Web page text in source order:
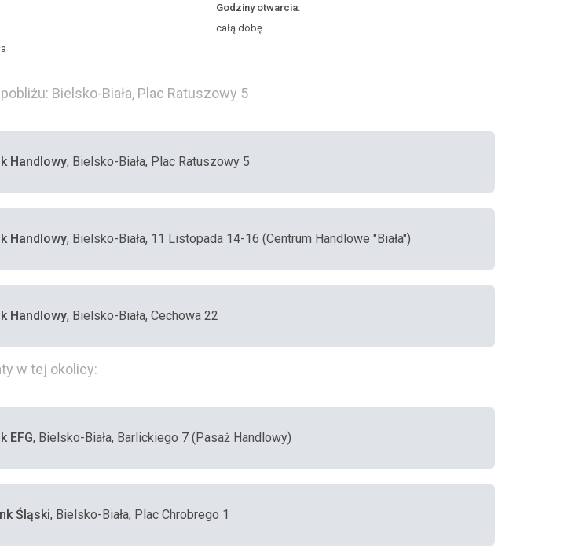
Godziny otwarcia:
całą dobę
Bielsko-Biała, Plac Ratuszowy 5
Handlowy, Bielsko-Biała, Plac Ratuszowy 5
Handlowy, Bielsko-Biała, 11 Listopada 14-16 (Centrum Handlowe "Biała")
Handlowy, Bielsko-Biała, Cechowa 22
w tej okolicy:
EFG, Bielsko-Biała, Barlickiego 7 (Pasaż Handlowy)
Śląski, Bielsko-Biała, Plac Chrobrego 1